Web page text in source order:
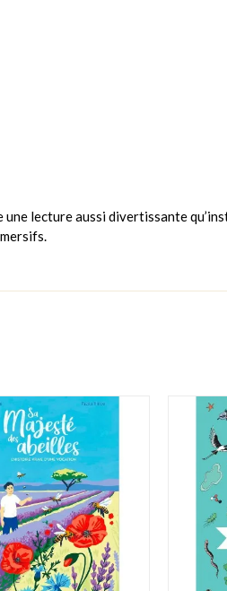
lecture aussi divertissante